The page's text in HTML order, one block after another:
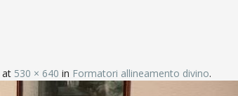
at 530 × 640 in Formatori allineamento divino.